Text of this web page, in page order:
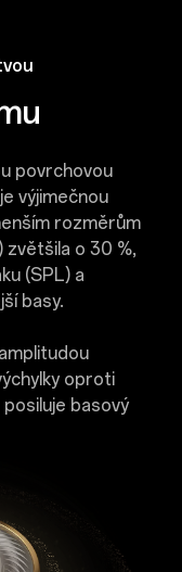
povrchovou
výjimečnou
rozměrům
zvětšila o 30 %,
(SPL) a
basy.
oproti
basový